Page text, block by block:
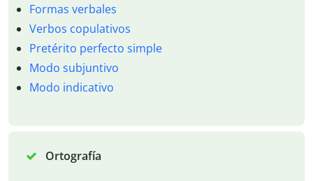
Formas verbales
Verbos copulativos
Pretérito perfecto simple
Modo subjuntivo
Modo indicativo
Ortografía